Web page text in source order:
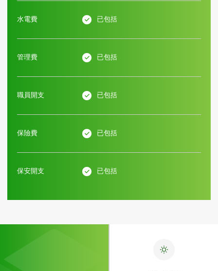
水電費 已包括
管理費 已包括
職員開支 已包括
保險費 已包括
保安開支 已包括